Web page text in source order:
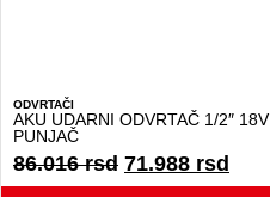
ODVRTAČI
AKU UDARNI ODVRTAČ 1/2″
PUNJAČ
86.016rsd 71.988 rsd